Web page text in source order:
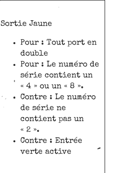
Sortie Jaune
Pour : Tout port en
double
Pour : Le numéro de
série contient un
« 4 » ou un « 8 ».
Contre : Le numéro
de série ne
contient pas un
« 2 ».
Contre : Entrée
verte active